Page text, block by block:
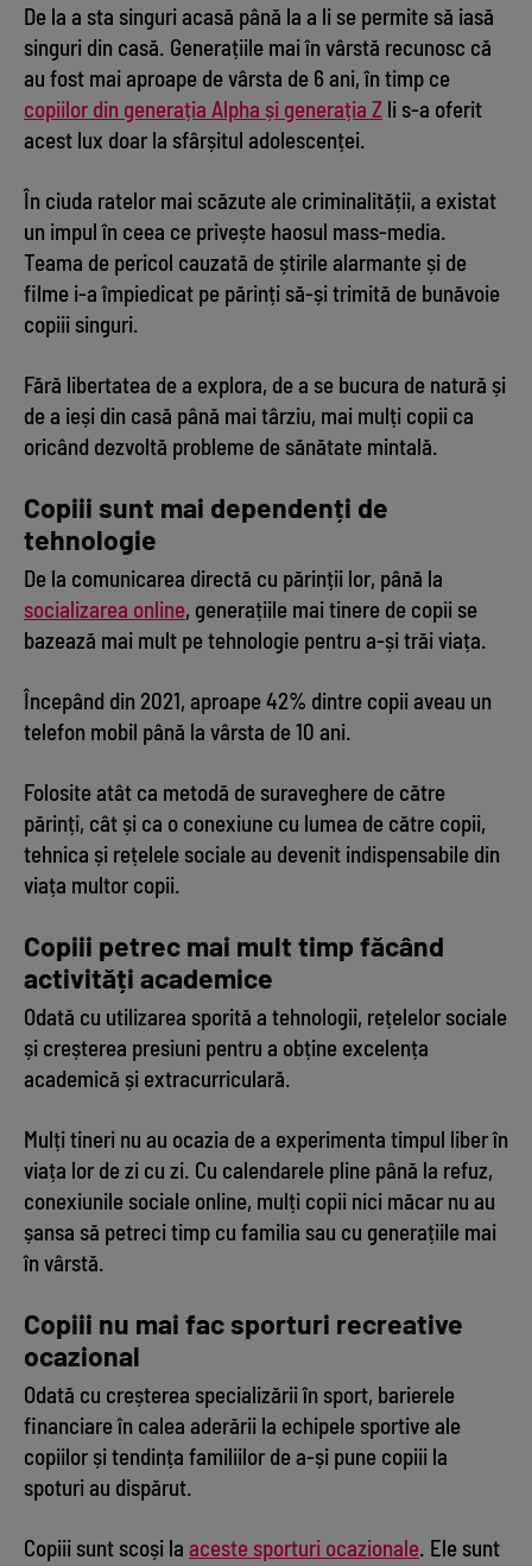
De la a sta singuri acasă până la a li se permite să iasă
singuri din casă. Generațiile mai în vârstă recunosc că
au fost mai aproape de vârsta de 6 ani, în timp ce
copiilor din generația Alpha și generația Z li s-a oferit
acest lux doar la sfârșitul adolescenței.
În ciuda ratelor mai scăzute ale criminalității, a existat
un impul în ceea ce privește haosul mass-media.
Teama de pericol cauzată de știrile alarmante și de
filme i-a împiedicat pe părinți să-și trimită de bunăvoie
copiii singuri.
Fără libertatea de a explora, de a se bucura de natură și
de a ieși din casă până mai târziu, mai mulți copii ca
oricând dezvoltă probleme de sănătate mintală.
Copiii sunt mai dependenți de
tehnologie
De la comunicarea directă cu părinții lor, până la
socializarea online, generațiile mai tinere de copii se
bazează mai mult pe tehnologie pentru a-și trăi viața.
Începând din 2021, aproape 42% dintre copii aveau un
telefon mobil până la vârsta de 10 ani.
Folosite atât ca metodă de suraveghere de către
părinți, cât și ca o conexiune cu lumea de către copii,
tehnica și rețelele sociale au devenit indispensabile din
viața multor copii.
Copiii petrec mai mult timp făcând
activități academice
Odată cu utilizarea sporită a tehnologii, rețelelor sociale
și creșterea presiuni pentru a obține excelența
academică și extracurriculară.
Mulți tineri nu au ocazia de a experimenta timpul liber în
viața lor de zi cu zi. Cu calendarele pline până la refuz,
conexiunile sociale online, mulți copii nici măcar nu au
șansa să petreci timp cu familia sau cu generațiile mai
în vârstă.
Copiii nu mai fac sporturi recreative
ocazional
Odată cu creșterea specializării în sport, barierele
financiare în calea aderării la echipele sportive ale
copiilor și tendința familiilor de a-și pune copiii la
spoturi au dispărut.
Copiii sunt scoși la aceste sporturi ocazionale. Ele sunt